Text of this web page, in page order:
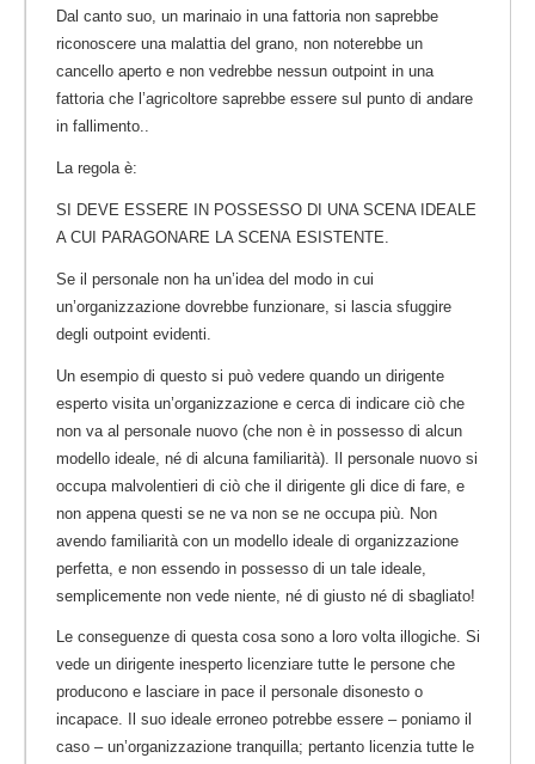
Dal canto suo, un marinaio in una fattoria non saprebbe
riconoscere una malattia del grano, non noterebbe un
cancello aperto e non vedrebbe nessun outpoint in una
fattoria che l’agricoltore saprebbe essere sul punto di andare
in fallimento..
La regola è:
SI DEVE ESSERE IN POSSESSO DI UNA SCENA IDEALE
A CUI PARAGONARE LA SCENA ESISTENTE.
Se il personale non ha un’idea del modo in cui
un’organizzazione dovrebbe funzionare, si lascia sfuggire
degli outpoint evidenti.
Un esempio di questo si può vedere quando un dirigente
esperto visita un’organizzazione e cerca di indicare ciò che
non va al personale nuovo (che non è in possesso di alcun
modello ideale, né di alcuna familiarità). Il personale nuovo si
occupa malvolentieri di ciò che il dirigente gli dice di fare, e
non appena questi se ne va non se ne occupa più. Non
avendo familiarità con un modello ideale di organizzazione
perfetta, e non essendo in possesso di un tale ideale,
semplicemente non vede niente, né di giusto né di sbagliato!
Le conseguenze di questa cosa sono a loro volta illogiche. Si
vede un dirigente inesperto licenziare tutte le persone che
producono e lasciare in pace il personale disonesto o
incapace. Il suo ideale erroneo potrebbe essere – poniamo il
caso – un’organizzazione tranquilla; pertanto licenzia tutte le